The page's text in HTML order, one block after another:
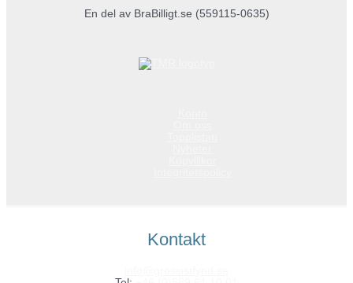
En del av BraBilligt.se (559115-0635)
Kontakt